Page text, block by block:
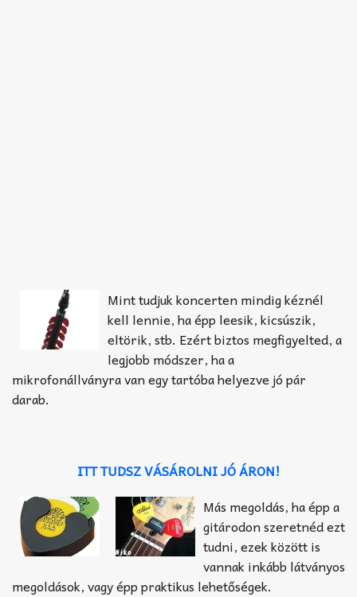
Mint tudjuk koncerten mindig kéznél
kell lennie, ha épp leesik, kicsúszik,
eltörik, stb. Ezért biztos megfigyelted, a
legjobb módszer, ha a
mikrofonállványra van egy tartóba helyezve jó pár
darab.
ITT TUDSZ VÁSÁROLNI JÓ ÁRON!
Más megoldás, ha épp a
gitárodon szeretnéd ezt
tudni, ezek között is
vannak inkább látványos
megoldások, vagy épp praktikus lehetőségek.